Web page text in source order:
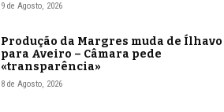
9 de Agosto, 2026
Produção da Margres muda de Ílhavo
para Aveiro – Câmara pede
«transparência»
8 de Agosto, 2026